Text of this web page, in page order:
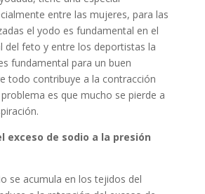
entre las mujeres, para las
el yodo es fundamental en el
del feto y entre los deportistas la
fundamental para un buen
todo contribuye a la contracción
es que mucho se pierde a
exceso de sodio a la presión
se acumula en los tejidos del